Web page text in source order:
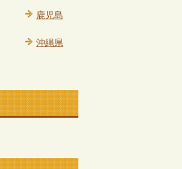
鹿児島
沖縄県